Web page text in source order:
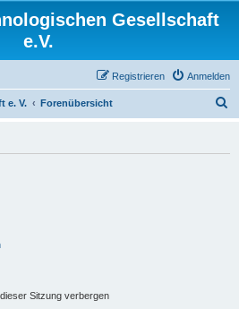
Gesellschaft
e.V.
Anmelden
Registrieren
e. V. Forenübersicht
Sitzung verbergen